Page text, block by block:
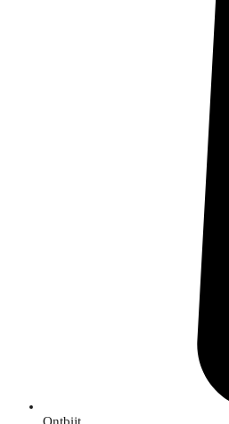
Ontbijt